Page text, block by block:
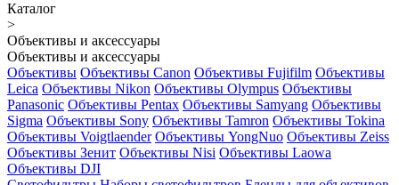
Каталог
>
Объективы и аксессуары
Объективы и аксессуары
Объективы Объективы Canon Объективы Fujifilm Объективы
Leica Объективы Nikon Объективы Olympus Объективы
Panasonic Объективы Pentax Объективы Samyang Объективы
Sigma Объективы Sony Объективы Tamron Объективы Tokina
Объективы Voigtlaender Объективы YongNuo Объективы Zeiss
Объективы Зенит Объективы Nisi Объективы Laowa
Объективы DJI